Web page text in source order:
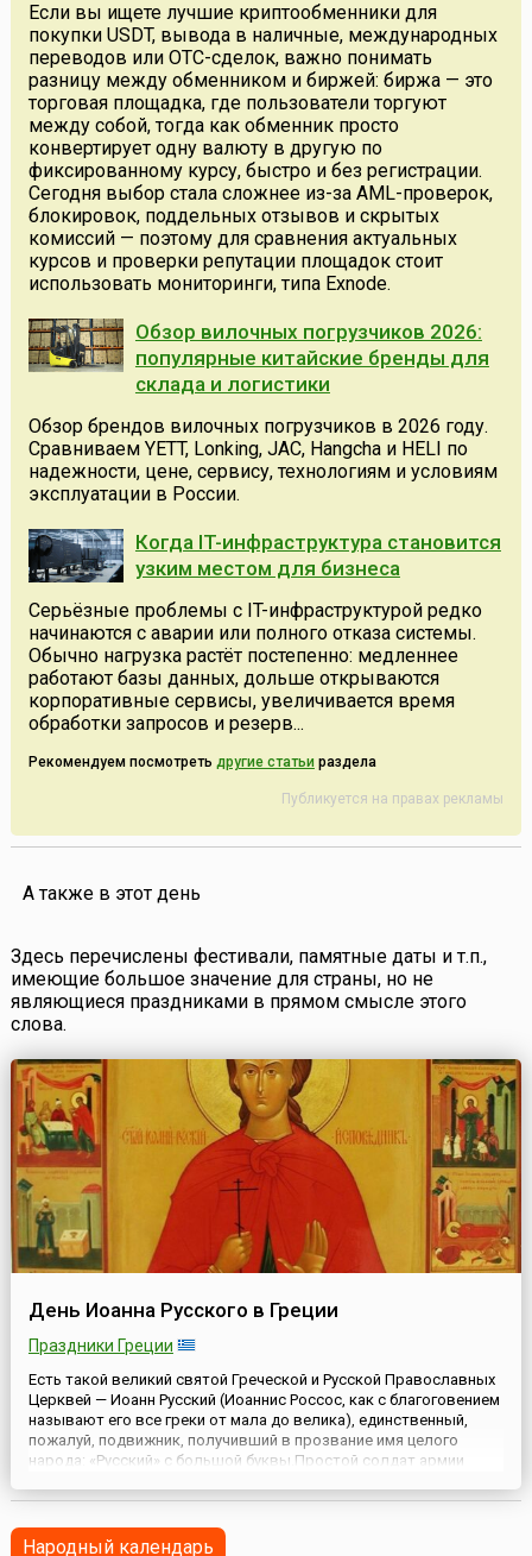
Если вы ищете лучшие криптообменники для
покупки USDT, вывода в наличные, международных
переводов или OTC-сделок, важно понимать
разницу между обменником и биржей: биржа — это
торговая площадка, где пользователи торгуют
между собой, тогда как обменник просто
конвертирует одну валюту в другую по
фиксированному курсу, быстро и без регистрации.
Сегодня выбор стала сложнее из-за AML-проверок,
блокировок, поддельных отзывов и скрытых
комиссий — поэтому для сравнения актуальных
курсов и проверки репутации площадок стоит
использовать мониторинги, типа Exnode.
Обзор вилочных погрузчиков 2026:
популярные китайские бренды для
склада и логистики
Обзор брендов вилочных погрузчиков в 2026 году.
Сравниваем YETT, Lonking, JAC, Hangcha и HELI по
надежности, цене, сервису, технологиям и условиям
эксплуатации в России.
Когда IT-инфраструктура становится
узким местом для бизнеса
Серьёзные проблемы с IT-инфраструктурой редко
начинаются с аварии или полного отказа системы.
Обычно нагрузка растёт постепенно: медленнее
работают базы данных, дольше открываются
корпоративные сервисы, увеличивается время
обработки запросов и резерв...
Рекомендуем посмотреть другие статьи раздела
Публикуется на правах рекламы
А также в этот день
Здесь перечислены фестивали, памятные даты и т.п.,
имеющие большое значение для страны, но не
являющиеся праздниками в прямом смысле этого
слова.
День Иоанна Русского в Греции
Праздники Греции
Есть такой великий святой Греческой и Русской Православных
Церквей — Иоанн Русский (Иоаннис Россос, как с благоговением
называют его все греки от мала до велика), единственный,
пожалуй, подвижник, получивший в прозвание имя целого
народа: «Русский» с большой буквы.Простой солдат армии
лет и, несмотря на долгие истязания, отказавшийся п...
Народный календарь